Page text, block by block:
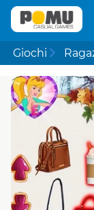
Giochi